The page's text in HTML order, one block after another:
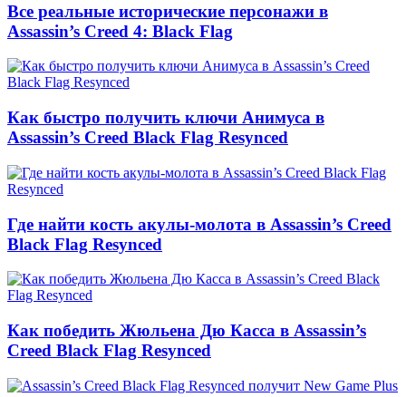
Все реальные исторические персонажи в
Assassin’s Creed 4: Black Flag
Как быстро получить ключи Анимуса в
Assassin’s Creed Black Flag Resynced
Где найти кость акулы-молота в Assassin’s Creed
Black Flag Resynced
Как победить Жюльена Дю Касса в Assassin’s
Creed Black Flag Resynced